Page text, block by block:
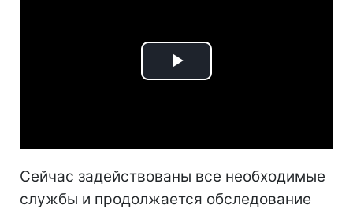
Play
Сейчас задействованы все необходимые
службы и продолжается обследование